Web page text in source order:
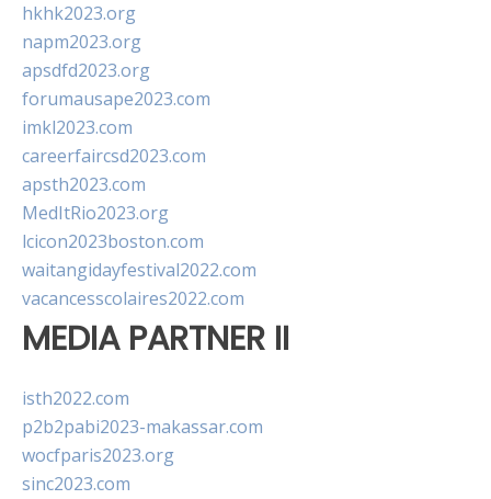
hkhk2023.org
napm2023.org
apsdfd2023.org
forumausape2023.com
imkl2023.com
careerfaircsd2023.com
apsth2023.com
MedItRio2023.org
lcicon2023boston.com
waitangidayfestival2022.com
vacancesscolaires2022.com
MEDIA PARTNER II
isth2022.com
p2b2pabi2023-makassar.com
wocfparis2023.org
sinc2023.com